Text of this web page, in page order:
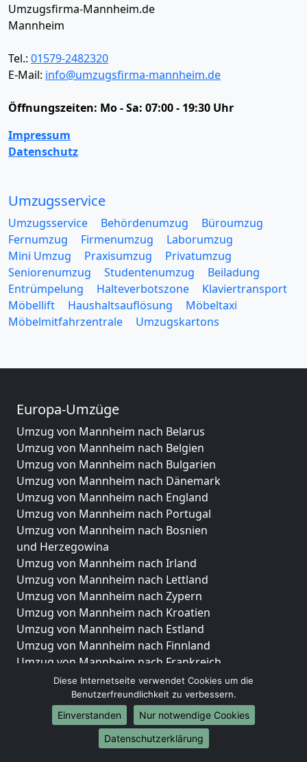
Umzugsfirma-Mannheim.de
Mannheim
Tel.: 01579-2482320
E-Mail: info@umzugsfirma-mannheim.de
Öffnungszeiten: Mo - Sa: 07:00 - 19:30 Uhr
Impressum
Datenschutz
Umzugsservice
Umzugsservice Behördenumzug
Büroumzug
Fernumzug
Firmenumzug
Laborumzug
Mini Umzug
Praxisumzug
Privatumzug
Seniorenumzug
Studentenumzug
Beiladung
Entrümpelung
Halteverbotszone
Klaviertransport
Möbellift
Haushaltsauflösung
Möbeltaxi
Möbelmitfahrzentrale
Umzugskartons
Europa-Umzüge
Umzug von Mannheim nach Belarus
Umzug von Mannheim nach Belgien
Umzug von Mannheim nach Bulgarien
Umzug von Mannheim nach Dänemark
Umzug von Mannheim nach England
Umzug von Mannheim nach Portugal
Umzug von Mannheim nach Bosnien
und Herzegowina
Umzug von Mannheim nach Irland
Umzug von Mannheim nach Lettland
Umzug von Mannheim nach Zypern
Umzug von Mannheim nach Kroatien
Umzug von Mannheim nach Estland
Umzug von Mannheim nach Finnland
Umzug von Mannheim nach Frankreich
Umzug von Mannheim nach Griechenland
Umzug von Mannheim nach Italien
Umzug von Mannheim nach Liechtenstein
Umzug von Mannheim nach Luxemburg
Umzug von Mannheim nach Niederlande
Diese Internetseite verwendet Cookies um die
Benutzerfreundlichkeit zu verbessern.
Einverstanden
Nur notwendige Cookies
Datenschutzerklärung